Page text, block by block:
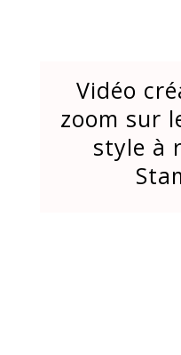
Vidéo
zoom sur
style à